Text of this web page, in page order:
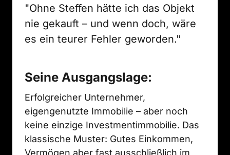
"Ohne Steffen hätte ich das Objekt
nie gekauft – und wenn doch, wäre
es ein teurer Fehler geworden."
Seine Ausgangslage:
Erfolgreicher Unternehmer,
eigengenutzte Immobilie – aber noch
keine einzige Investmentimmobilie. Das
klassische Muster: Gutes Einkommen,
Vermögen aber fast ausschließlich im